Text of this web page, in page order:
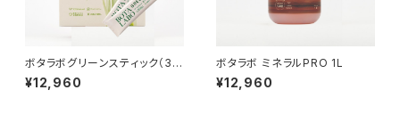
ボタラボグリーンスティック（30
本入り）
¥12,960
ボタラボ ミネラルPRO 1L
¥12,960